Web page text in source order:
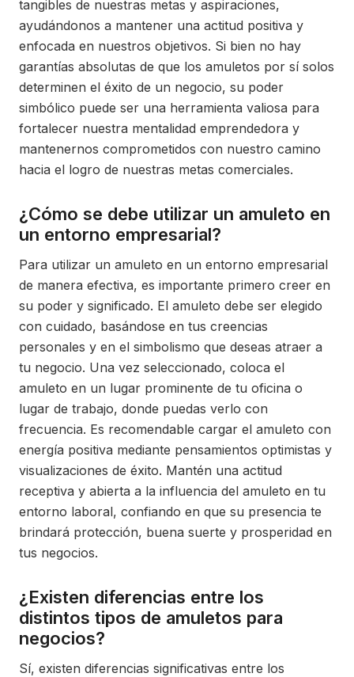
tangibles de nuestras metas y aspiraciones,
ayudándonos a mantener una actitud positiva y
enfocada en nuestros objetivos. Si bien no hay
garantías absolutas de que los amuletos por sí solos
determinen el éxito de un negocio, su poder
simbólico puede ser una herramienta valiosa para
fortalecer nuestra mentalidad emprendedora y
mantenernos comprometidos con nuestro camino
hacia el logro de nuestras metas comerciales.
¿Cómo se debe utilizar un amuleto en
un entorno empresarial?
Para utilizar un amuleto en un entorno empresarial
de manera efectiva, es importante primero creer en
su poder y significado. El amuleto debe ser elegido
con cuidado, basándose en tus creencias
personales y en el simbolismo que deseas atraer a
tu negocio. Una vez seleccionado, coloca el
amuleto en un lugar prominente de tu oficina o
lugar de trabajo, donde puedas verlo con
frecuencia. Es recomendable cargar el amuleto con
energía positiva mediante pensamientos optimistas y
visualizaciones de éxito. Mantén una actitud
receptiva y abierta a la influencia del amuleto en tu
entorno laboral, confiando en que su presencia te
brindará protección, buena suerte y prosperidad en
tus negocios.
¿Existen diferencias entre los
distintos tipos de amuletos para
negocios?
Sí, existen diferencias significativas entre los